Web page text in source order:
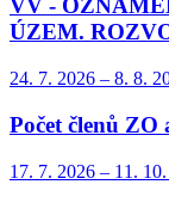
VV -
ÚZEM.
24. 7. 2026 – 8. 8.
Počet členů ZO
17. 7. 2026 – 11. 10.